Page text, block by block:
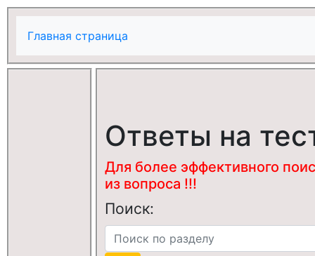
Главная страница
Ответы на
Для более эффективного
из вопроса !!!
Поиск: